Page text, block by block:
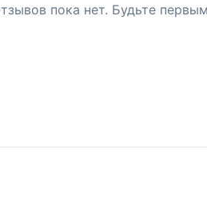
пока нет. Будьте